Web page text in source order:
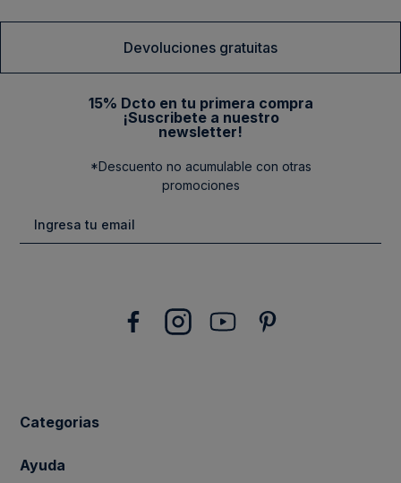
Devoluciones gratuitas
15% Dcto en tu primera compra
¡Suscribete a nuestro
newsletter!
*Descuento no acumulable con otras
promociones
Categorias
New Arrivals
Ayuda